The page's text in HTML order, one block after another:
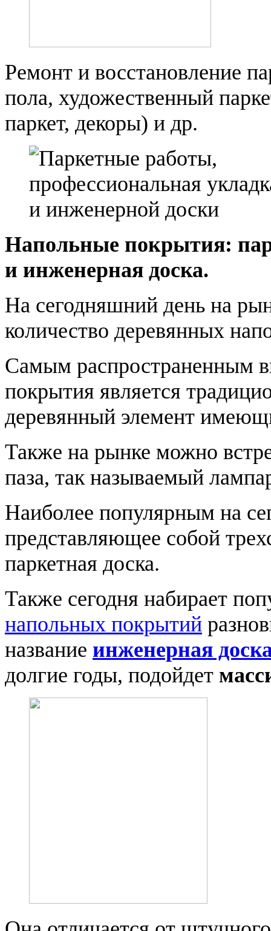
Ремонт и восстановление
пола, художественный
паркет, декоры) и др.
Напольные покрытия:
и инженерная доска.
На сегодняшний день на
количество деревянных
Самым распространенным
покрытия является
деревянный элемент
Также на рынке можно
паза, так называемый
Наиболее популярным на
представляющее собой
паркетная доска.
Также сегодня набирает
напольных покрытий
название инженерная
долгие годы, подойдет